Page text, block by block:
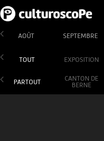
AOÛT SEPTEMBRE
TOUT EXPOSITION
PARTOUT
CANTON DE
BERNE